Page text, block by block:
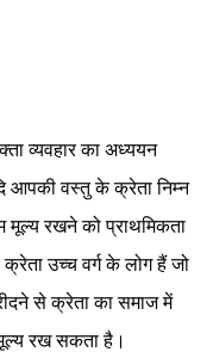
व्यवहार का अध्ययन
आपकी वस्तु के क्रेता निम्न
मूल्य रखने को प्राथमिकता
उच्च वर्ग के लोग हैं जो
से क्रेता का समाज में
रख सकता है।